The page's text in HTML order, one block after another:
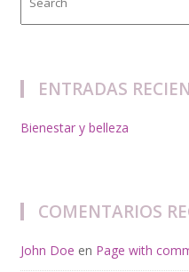
ENTRADAS
Bienestar y belleza
COMENTARIOS
John Doe en Page with